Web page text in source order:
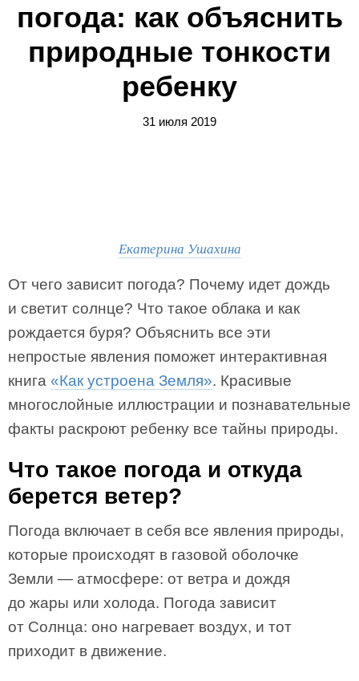
погода: как объяснить
природные тонкости
ребенку
31 июля 2019
Екатерина Ушахина
От чего зависит погода? Почему идет дождь
и светит солнце? Что такое облака и как
рождается буря? Объяснить все эти
непростые явления поможет интерактивная
книга «Как устроена Земля». Красивые
многослойные иллюстрации и познавательные
факты раскроют ребенку все тайны природы.
Что такое погода и откуда
берется ветер?
Погода включает в себя все явления природы,
которые происходят в газовой оболочке
Земли — атмосфере: от ветра и дождя
до жары или холода. Погода зависит
от Солнца: оно нагревает воздух, и тот
приходит в движение.